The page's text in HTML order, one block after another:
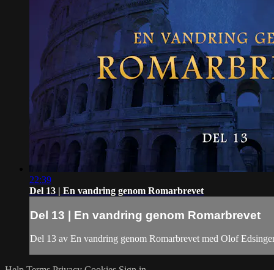
22:39
Del 13 | En vandring genom Romarbrevet
Del 13 | En vandring genom Romarbrevet
Del 13 av En vandring genom Romarbrevet med Olof